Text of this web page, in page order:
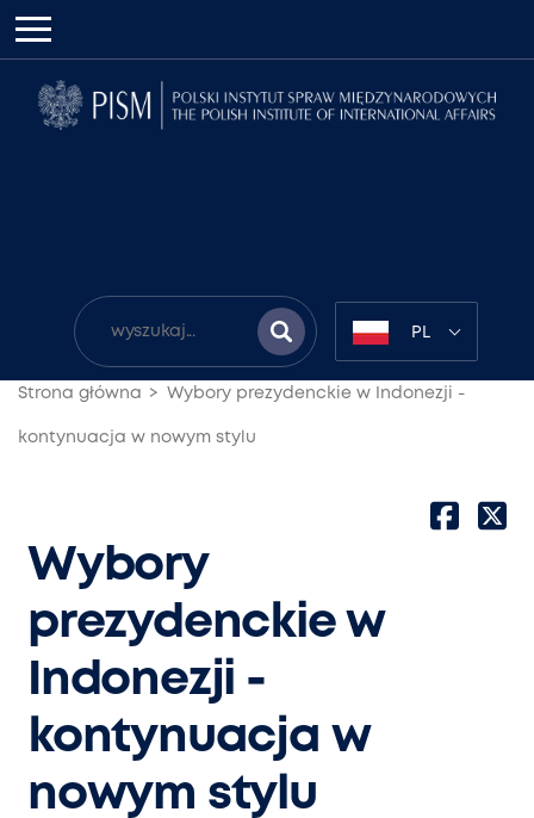
PL
Strona główna Wybory prezydenckie w Indonezji -
kontynuacja w nowym stylu
Wybory
prezydenckie w
Indonezji -
kontynuacja w
nowym stylu